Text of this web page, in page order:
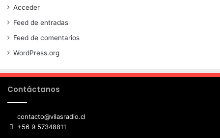
Acceder
Feed de entradas
Feed de comentarios
WordPress.org
Contáctanos
contacto@vilasradio.cl
+56 9 57348811